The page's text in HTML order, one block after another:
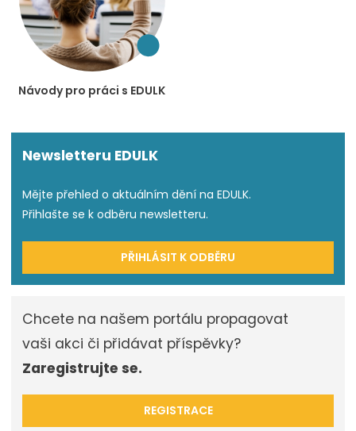
Návody pro práci s EDULK
Newsletteru EDULK
Mějte přehled o aktuálním dění na EDULK.
Přihlašte se k odběru newsletteru.
PŘIHLÁSIT K ODBĚRU
Chcete na našem portálu propagovat
vaši akci či přidávat příspěvky?
Zaregistrujte se.
REGISTRACE